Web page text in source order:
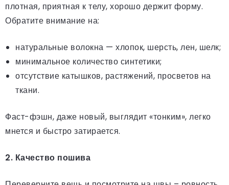
плотная, приятная к телу, хорошо держит форму.
Обратите внимание на:
натуральные волокна — хлопок, шерсть, лен, шелк;
минимальное количество синтетики;
отсутствие катышков, растяжений, просветов на
ткани.
Фаст-фэшн, даже новый, выглядит «тонким», легко
мнется и быстро затирается.
2. Качество пошива